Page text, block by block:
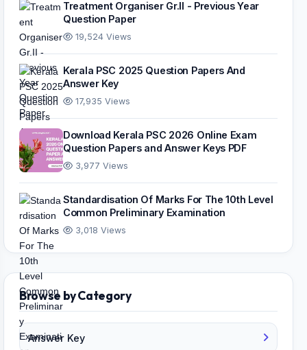
Treatment Organiser Gr.II - Previous Year
Question Paper
19,524 Views
Kerala PSC 2025 Question Papers And
Answer Key
17,935 Views
Download Kerala PSC 2026 Online Exam
Question Papers and Answer Keys PDF
3,977 Views
Standardisation Of Marks For The 10th Level
Common Preliminary Examination
3,018 Views
Browse by Category
Answer Key